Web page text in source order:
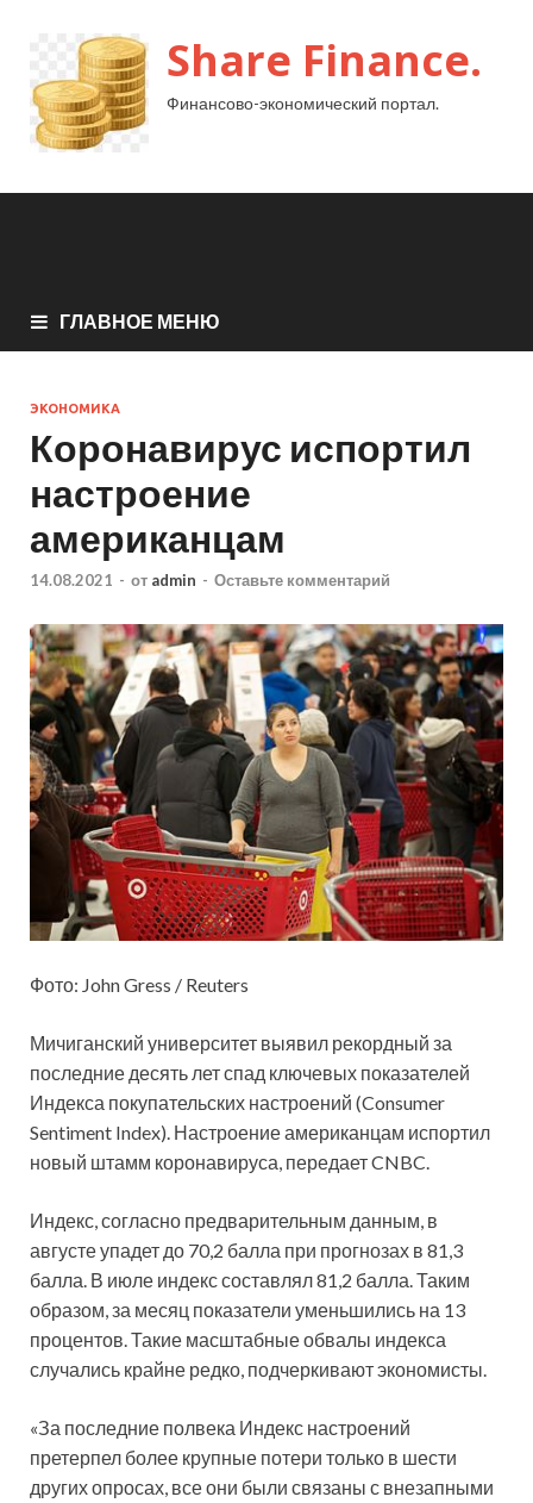
Share Finance.
Финансово-экономический портал.
ГЛАВНОЕ МЕНЮ
ЭКОНОМИКА
Коронавирус испортил
настроение
американцам
14.08.2021 - от admin - Оставьте комментарий
Фото: John Gress / Reuters
Мичиганский университет выявил рекордный за
последние десять лет спад ключевых показателей
Индекса покупательских настроений (Consumer
Sentiment Index). Настроение американцам испортил
новый штамм коронавируса, передает CNBC.
Индекс, согласно предварительным данным, в
августе упадет до 70,2 балла при прогнозах в 81,3
балла. В июле индекс составлял 81,2 балла. Таким
образом, за месяц показатели уменьшились на 13
процентов. Такие масштабные обвалы индекса
случались крайне редко, подчеркивают экономисты.
«За последние полвека Индекс настроений
претерпел более крупные потери только в шести
других опросах, все они были связаны с внезапными